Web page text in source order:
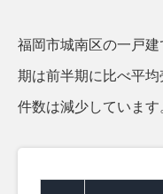
福岡市城南区の一戸建
期は前半期に比べ平均
件数は減少しています